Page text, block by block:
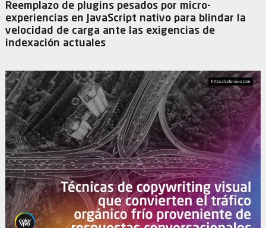
Reemplazo de plugins pesados por micro-
experiencias en JavaScript nativo para blindar la
velocidad de carga ante las exigencias de
indexación actuales